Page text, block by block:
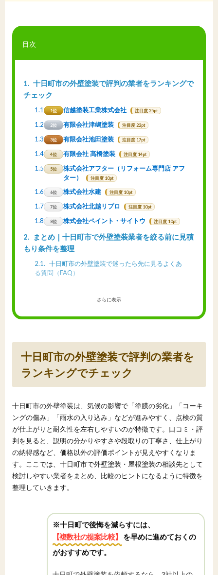
目次
1
十日町市の外壁塗装で評判の業者をランキングで
チェック
1.1 1位 信越塗装工業株式会社 注目度 25pt
1.2 2位 有限会社津嶋塗装 注目度 22pt
1.3 3位 有限会社池田塗装 注目度 17pt
1.4 4位 有限会社 高橋塗装 注目度 14pt
1.5 5位
株式会社アフター（リフォーム専門店 アフ
ター）
注目度 10pt
1.6 6位 株式会社水建 注目度 10pt
1.7 7位 株式会社北越リプロ 注目度 10pt
1.8 8位 株式会社ペイント・サイトウ 注目度 10pt
2
まとめ｜十日町市で外壁塗装業者を絞る前に見積
もり条件を整理
2.1
十日町市の外壁塗装で迷ったら先に見るよくあ
る質問（FAQ）
さらに表示
十日町市の外壁塗装で評判の業者を
ランキングでチェック
十日町市の外壁塗装は、気候の影響で「塗膜の劣化」「コーキ
ングの傷み」「雨水の入り込み」などが進みやすく、点検の質
が仕上がりと耐久性を左右しやすいのが特徴です。口コミ・評
判を見ると、説明の分かりやすさや段取りの丁寧さ、仕上がり
の納得感など、価格以外の評価ポイントが見えやすくなりま
す。ここでは、十日町市で外壁塗装・屋根塗装の相談先として
検討しやすい業者をまとめ、比較のヒントになるように特徴を
整理していきます。
※十日町で後悔を減らすには、
【複数社の提案比較】
を早めに進めておくの
がおすすめです。